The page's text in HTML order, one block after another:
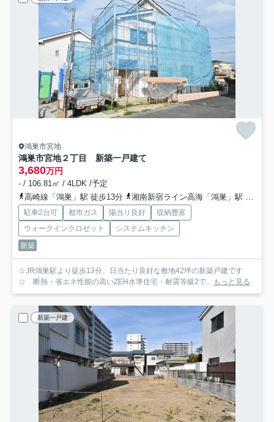
鴻巣市宮地
鴻巣市宮地２丁目 新築一戸建て
3,680万円
- / 106.81㎡ / 4LDK /予定
高崎線「鴻巣」駅 徒歩13分
湘南新宿ライン高海「鴻巣」駅 徒歩13分
駐車2台可 都市ガス 陽当り良好
収納豊富
ウォークインクロゼット
システムキッチン
新築
☆JR鴻巣駅より徒歩13分、日当たり良好な敷地42坪の新築戸建です
☆ 断熱・省エネ性能の高いZEH水準住宅・耐震等級2で...
もっと見る
新築一戸建